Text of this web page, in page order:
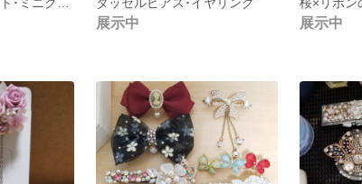
展示中 展示中